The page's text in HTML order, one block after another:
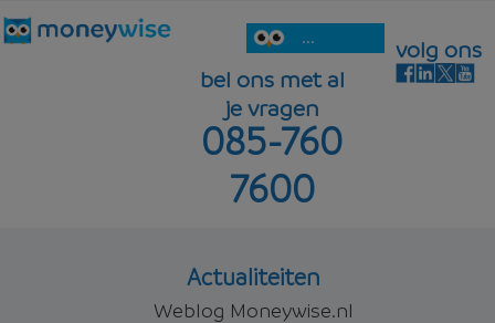
...
bel ons met al
je vragen
085-760
7600
volg ons
Actualiteiten
Weblog Moneywise.nl